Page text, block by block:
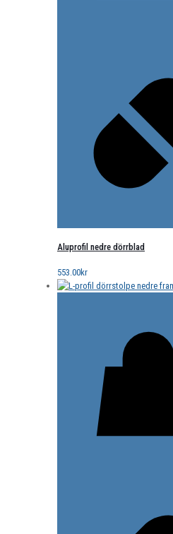
Aluprofil nedre dörrblad
553.00kr